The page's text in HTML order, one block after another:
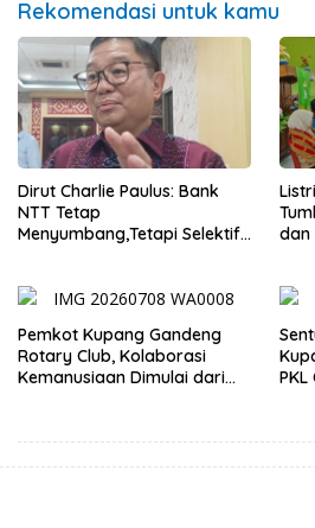
Rekomendasi untuk kamu
Dirut Charlie Paulus: Bank
NTT Tetap
Menyumbang,Tetapi Selektif
dan
Pemkot Kupang Gandeng
Rotary Club, Kolaborasi
Kemanusiaan Dimulai dari